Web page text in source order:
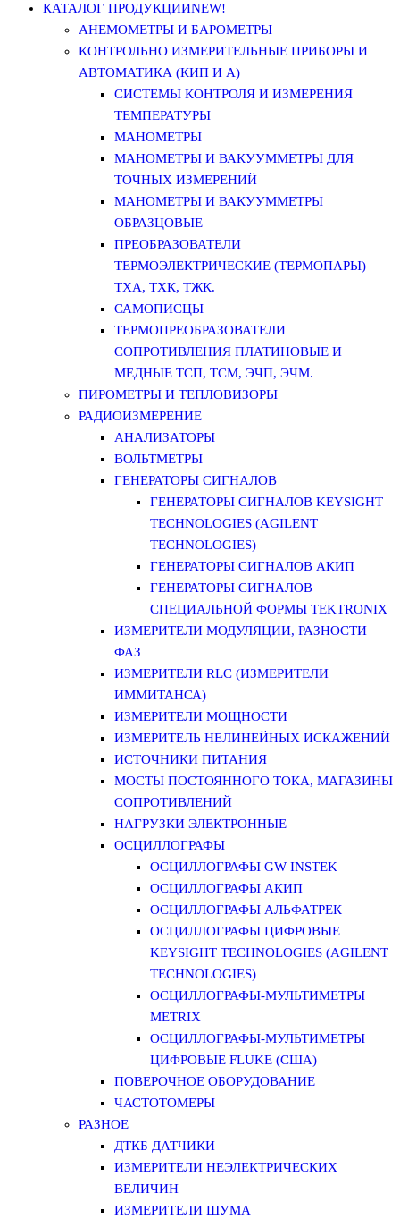
КАТАЛОГ ПРОДУКЦИИNEW!
АНЕМОМЕТРЫ И БАРОМЕТРЫ
КОНТРОЛЬНО ИЗМЕРИТЕЛЬНЫЕ ПРИБОРЫ И
АВТОМАТИКА (КИП И А)
СИСТЕМЫ КОНТРОЛЯ И ИЗМЕРЕНИЯ
ТЕМПЕРАТУРЫ
МАНОМЕТРЫ
МАНОМЕТРЫ И ВАКУУММЕТРЫ ДЛЯ
ТОЧНЫХ ИЗМЕРЕНИЙ
МАНОМЕТРЫ И ВАКУУММЕТРЫ
ОБРАЗЦОВЫЕ
ПРЕОБРАЗОВАТЕЛИ
ТЕРМОЭЛЕКТРИЧЕСКИЕ (ТЕРМОПАРЫ)
ТХА, ТХК, ТЖК.
САМОПИСЦЫ
ТЕРМОПРЕОБРАЗОВАТЕЛИ
СОПРОТИВЛЕНИЯ ПЛАТИНОВЫЕ И
МЕДНЫЕ ТСП, ТСМ, ЭЧП, ЭЧМ.
ПИРОМЕТРЫ И ТЕПЛОВИЗОРЫ
РАДИОИЗМЕРЕНИЕ
АНАЛИЗАТОРЫ
ВОЛЬТМЕТРЫ
ГЕНЕРАТОРЫ СИГНАЛОВ
ГЕНЕРАТОРЫ СИГНАЛОВ KEYSIGHT
TECHNOLOGIES (AGILENT
TECHNOLOGIES)
ГЕНЕРАТОРЫ СИГНАЛОВ АКИП
ГЕНЕРАТОРЫ СИГНАЛОВ
СПЕЦИАЛЬНОЙ ФОРМЫ TEKTRONIX
ИЗМЕРИТЕЛИ МОДУЛЯЦИИ, РАЗНОСТИ
ФАЗ
ИЗМЕРИТЕЛИ RLC (ИЗМЕРИТЕЛИ
ИММИТАНСА)
ИЗМЕРИТЕЛИ МОЩНОСТИ
ИЗМЕРИТЕЛЬ НЕЛИНЕЙНЫХ ИСКАЖЕНИЙ
ИСТОЧНИКИ ПИТАНИЯ
МОСТЫ ПОСТОЯННОГО ТОКА, МАГАЗИНЫ
СОПРОТИВЛЕНИЙ
НАГРУЗКИ ЭЛЕКТРОННЫЕ
ОСЦИЛЛОГРАФЫ
ОСЦИЛЛОГРАФЫ GW INSTEK
ОСЦИЛЛОГРАФЫ АКИП
ОСЦИЛЛОГРАФЫ АЛЬФАТРЕК
ОСЦИЛЛОГРАФЫ ЦИФРОВЫЕ
KEYSIGHT TECHNOLOGIES (AGILENT
TECHNOLOGIES)
ОСЦИЛЛОГРАФЫ-МУЛЬТИМЕТРЫ
METRIX
ОСЦИЛЛОГРАФЫ-МУЛЬТИМЕТРЫ
ЦИФРОВЫЕ FLUKE (США)
ПОВЕРОЧНОЕ ОБОРУДОВАНИЕ
ЧАСТОТОМЕРЫ
РАЗНОЕ
ДТКБ ДАТЧИКИ
ИЗМЕРИТЕЛИ НЕЭЛЕКТРИЧЕСКИХ
ВЕЛИЧИН
ИЗМЕРИТЕЛИ ШУМА